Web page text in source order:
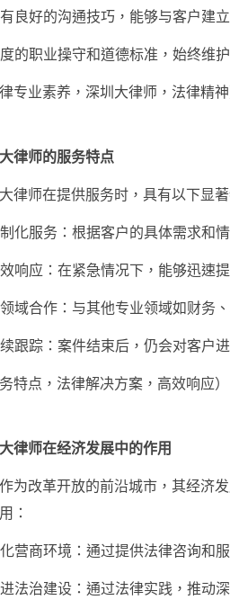
良好的沟通技巧，能够与客户建
的职业操守和道德标准，始终维
律专业素养，深圳大律师，法律精神
律师的服务特点
律师在提供服务时，具有以下显
化服务：根据客户的具体需求和
响应：在紧急情况下，能够迅速
域合作：与其他专业领域如财务
跟踪：案件结束后，仍会对客户
务特点，法律解决方案，高效响应）
律师在经济发展中的作用
为改革开放的前沿城市，其经济
：
营商环境：通过提供法律咨询和
法治建设：通过法律实践，推动